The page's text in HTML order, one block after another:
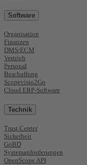
Software
Organisation
Finanzen
DMS/ECM
Vertrieb
Personal
Beschaffung
Scopevisio2Go
Cloud ERP-Software
Technik
Trust Center
Sicherheit
GoBD
Systemanforderungen
OpenScope API